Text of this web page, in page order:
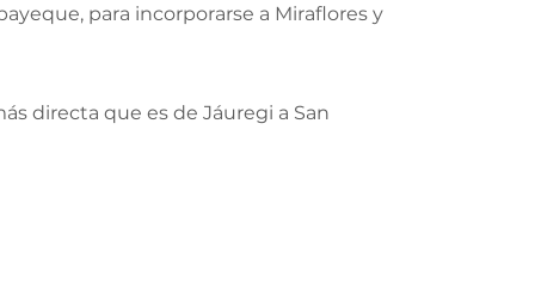
para incorporarse a Miraflores y
directa que es de Jáuregi a San